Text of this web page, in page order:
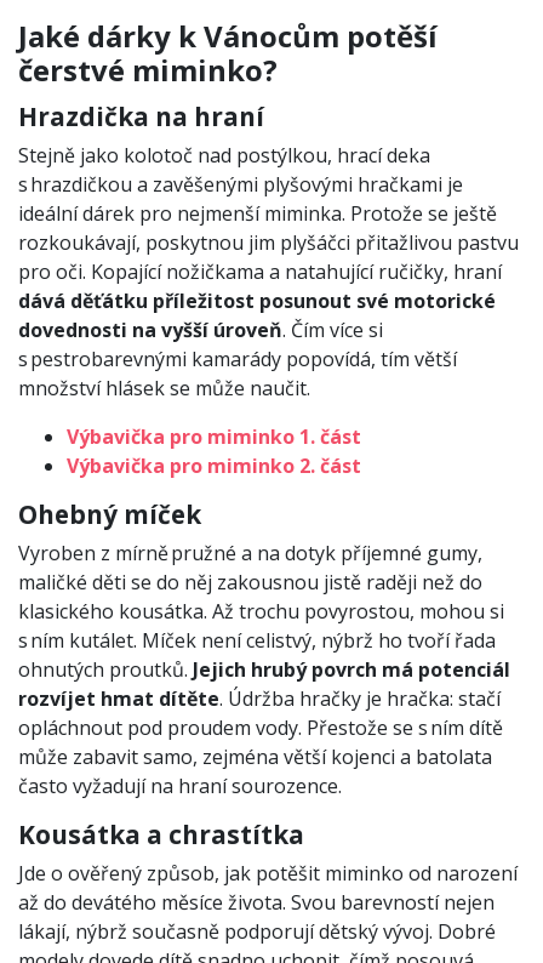
Jaké dárky k Vánocům potěší
čerstvé miminko?
Hrazdička na hraní
Stejně jako kolotoč nad postýlkou, hrací deka
s hrazdičkou a zavěšenými plyšovými hračkami je
ideální dárek pro nejmenší miminka. Protože se ještě
rozkoukávají, poskytnou jim plyšáčci přitažlivou pastvu
pro oči. Kopající nožičkama a natahující ručičky, hraní
dává děťátku příležitost posunout své motorické
dovednosti na vyšší úroveň. Čím více si
s pestrobarevnými kamarády popovídá, tím větší
množství hlásek se může naučit.
Výbavička pro miminko 1. část
Výbavička pro miminko 2. část
Ohebný míček
Vyroben z mírně pružné a na dotyk příjemné gumy,
maličké děti se do něj zakousnou jistě raději než do
klasického kousátka. Až trochu povyrostou, mohou si
s ním kutálet. Míček není celistvý, nýbrž ho tvoří řada
ohnutých proutků. Jejich hrubý povrch má potenciál
rozvíjet hmat dítěte. Údržba hračky je hračka: stačí
opláchnout pod proudem vody. Přestože se s ním dítě
může zabavit samo, zejména větší kojenci a batolata
často vyžadují na hraní sourozence.
Kousátka a chrastítka
Jde o ověřený způsob, jak potěšit miminko od narození
až do devátého měsíce života. Svou barevností nejen
lákají, nýbrž současně podporují dětský vývoj. Dobré